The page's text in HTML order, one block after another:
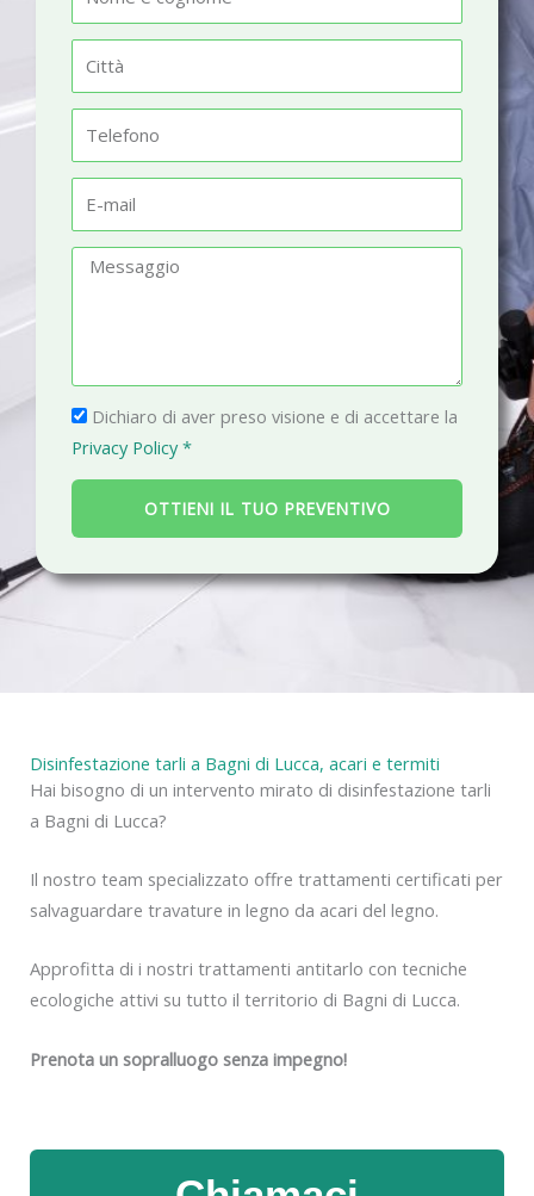
m
t
à
l
fm
a
g
g
i
P
r
i
a
c
Dichiaro di aver preso visione e di accettare la
Privacy Policy *
OTTIENI IL TUO PREVENTIVO
Disinfestazione tarli a Bagni di Lucca, acari e termiti
Hai bisogno di un intervento mirato di disinfestazione tarli
a Bagni di Lucca?
Il nostro team specializzato offre trattamenti certificati per
salvaguardare travature in legno da acari del legno.
Approfitta di i nostri trattamenti antitarlo con tecniche
ecologiche attivi su tutto il territorio di Bagni di Lucca.
Prenota un sopralluogo senza impegno!